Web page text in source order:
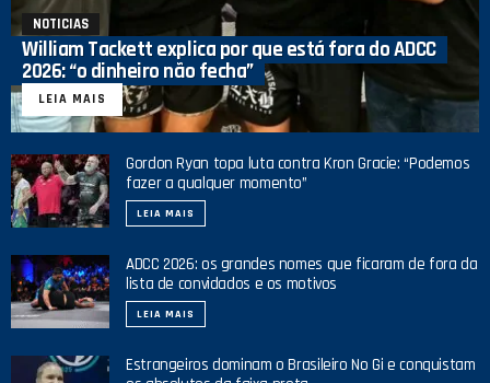
NOTICIAS
William Tackett explica por que está fora do ADCC
2026: “o dinheiro não fecha”
LEIA MAIS
Gordon Ryan topa luta contra Kron Gracie: “Podemos
fazer a qualquer momento”
LEIA MAIS
ADCC 2026: os grandes nomes que ficaram de fora da
lista de convidados e os motivos
LEIA MAIS
Estrangeiros dominam o Brasileiro No Gi e conquistam